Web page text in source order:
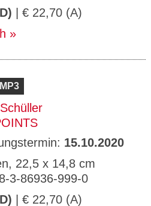
| € 22,70 (A)
MP3
15.10.2020
22,5 x 14,8 cm
3-86936-999-0
| € 22,70 (A)